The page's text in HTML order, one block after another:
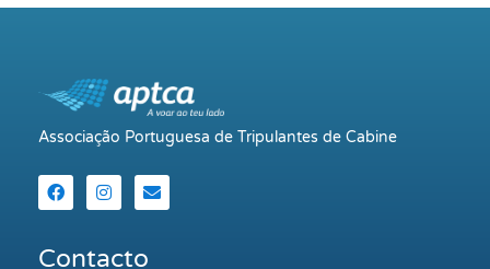
Associação Portuguesa de Tripulantes de Cabine
Contacto